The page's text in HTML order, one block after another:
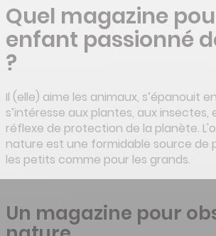
Quel magazine
enfant passionné
?
Il (elle) aime les animaux, s’épanouit
s’intéresse aux plantes, aux insectes,
réflexe de protection de la planète.
nature est une formidable source de
les petits comme pour les grands.
Un magazine pour